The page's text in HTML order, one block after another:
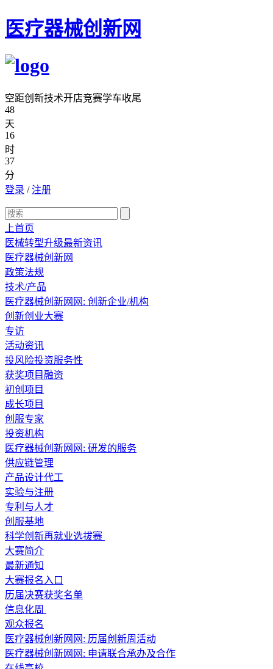
医疗器械创新网
空距创新技术开店竞赛学车收尾
48
天
16
时
37
分
登录 /注册
上首页
医械转型升级最新资讯
医疗器械创新网
政策法规
技术/产品
医疗器械创新网网: 创新企业/机构
创新创业大赛
专访
活动资讯
投风险投资服务性
获奖项目融资
初创项目
成长项目
创服专家
投资机构
医疗器械创新网网: 研发的服务
供应链管理
产品设计代工
实验与注册
专利与人才
创服基地
科学创新再就业选拔赛
大赛简介
最新通知
大赛报名入口
历届决赛获奖名单
信息化周
观众报名
医疗器械创新网网: 历届创新周活动
医疗器械创新网网: 申请联合承办及合作